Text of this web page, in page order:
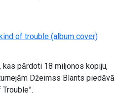
kas pārdoti 18 miljonos kopiju,
Džeimss Blants piedāvā